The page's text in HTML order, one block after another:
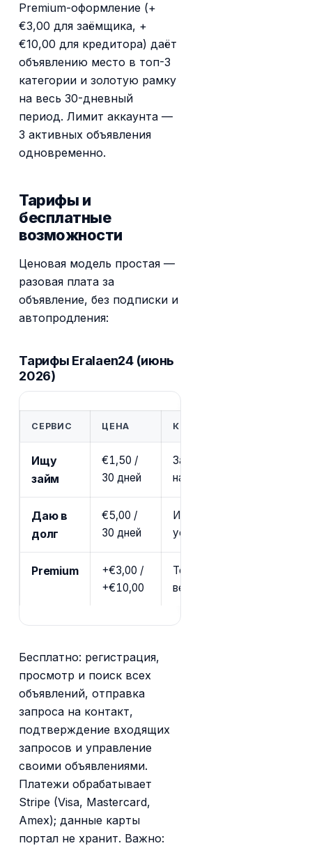
Premium-оформление (+
€3,00 для заёмщика, +
€10,00 для кредитора) даёт
объявлению место в топ-3
категории и золотую рамку
на весь 30-дневный
период. Лимит аккаунта —
3 активных объявления
одновременно.
Тарифы и
бесплатные
возможности
Ценовая модель простая —
разовая плата за
объявление, без подписки и
автопродления:
Тарифы Eralaen24 (июнь
2026)
СЕРВИС ЦЕНА КОМУ ПОДХОДИТ
Ищу
займ
€1,50 /
30 дней
Заёмщик, который хочет
напрямую от частных лиц
Даю в
долг
€5,00 /
30 дней
Инвестор, предлагающий
условиях
Premium
+€3,00 /
+€10,00
Топ-3 в категории +
весь период
Бесплатно: регистрация,
просмотр и поиск всех
объявлений, отправка
запроса на контакт,
подтверждение входящих
запросов и управление
своими объявлениями.
Платежи обрабатывает
Stripe (Visa, Mastercard,
Amex); данные карты
портал не хранит. Важно: